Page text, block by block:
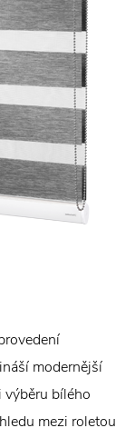
modernější
bílého
mezi roletou